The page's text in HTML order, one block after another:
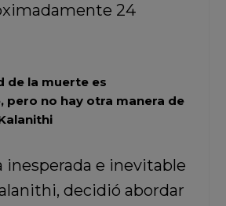
24
de la muerte es
pero no hay otra manera de
inesperada e inevitable
decidió abordar